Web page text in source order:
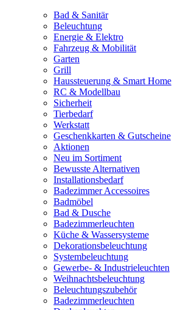
Bad & Sanitär
Beleuchtung
Energie & Elektro
Fahrzeug & Mobilität
Garten
Grill
Haussteuerung & Smart Home
RC & Modellbau
Sicherheit
Tierbedarf
Werkstatt
Geschenkkarten & Gutscheine
Aktionen
Neu im Sortiment
Bewusste Alternativen
Installationsbedarf
Badezimmer Accessoires
Badmöbel
Bad & Dusche
Badezimmerleuchten
Küche & Wassersysteme
Dekorationsbeleuchtung
Systembeleuchtung
Gewerbe- & Industrieleuchten
Weihnachtsbeleuchtung
Beleuchtungszubehör
Badezimmerleuchten